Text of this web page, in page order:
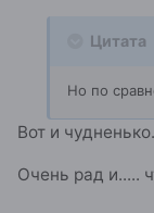
Цитата
Но по
Вот и чудненько.
Очень рад и.....